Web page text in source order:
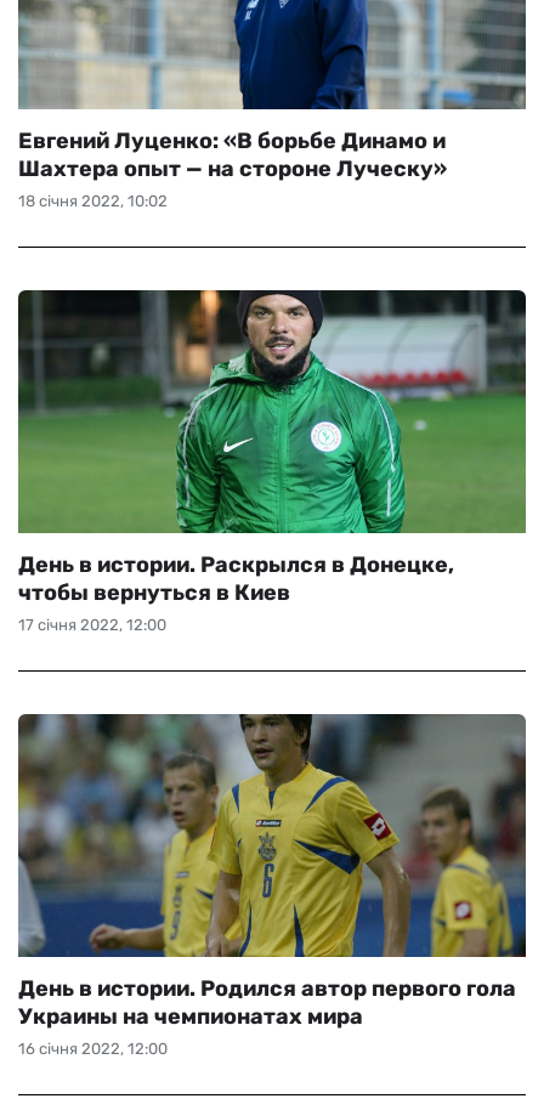
18 січня 2022, 10:02
Евгений Луценко: «В борьбе Динамо и
Шахтера опыт — на стороне Луческу»
17 січня 2022, 12:00
День в истории. Раскрылся в Донецке,
чтобы вернуться в Киев
16 січня 2022, 12:00
День в истории. Родился автор первого гола
Украины на чемпионатах мира